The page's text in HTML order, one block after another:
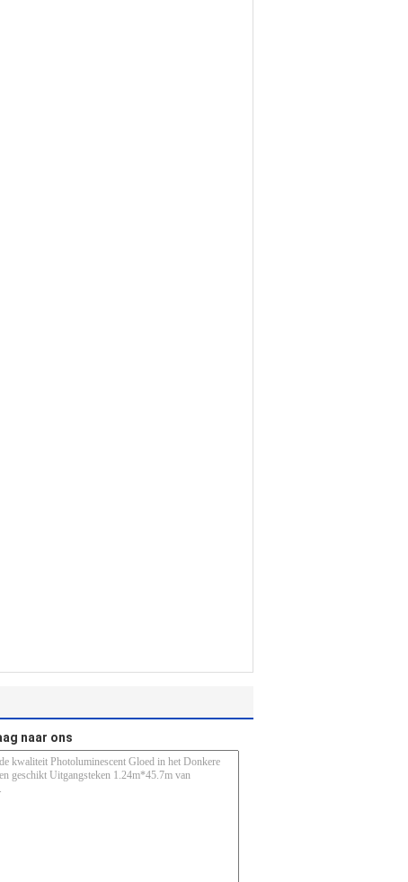
naar ons